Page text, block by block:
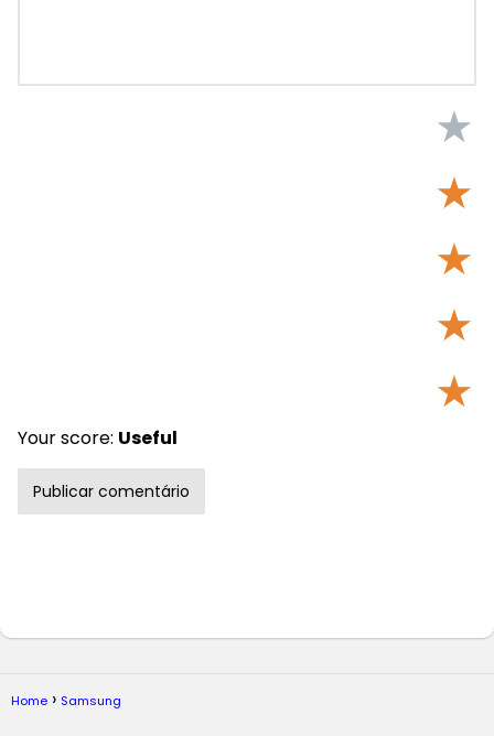
★
★
★
★
★
Your score: Useful
Home Samsung